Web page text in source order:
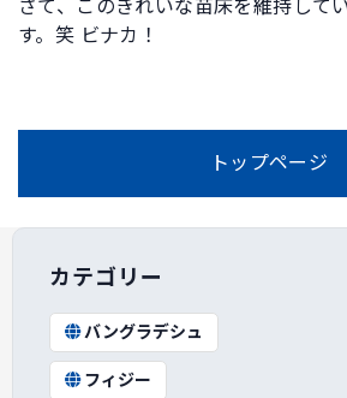
さて、このきれいな苗床を維持して
す。笑 ビナカ！
トップページ
カテゴリー
バングラデシュ
フィジー